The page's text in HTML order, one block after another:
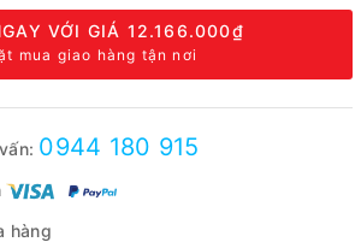
VỚI GIÁ 12.166.000₫
mua giao hàng tận nơi
0944 180 915
hàng